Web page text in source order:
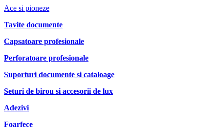
Ace si pioneze
Tavite documente
Capsatoare profesionale
Perforatoare profesionale
Suporturi documente si cataloage
Seturi de birou si accesorii de lux
Adezivi
Foarfece